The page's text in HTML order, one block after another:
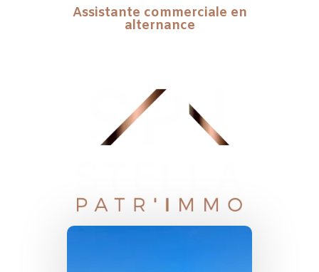
Assistante commerciale en
alternance